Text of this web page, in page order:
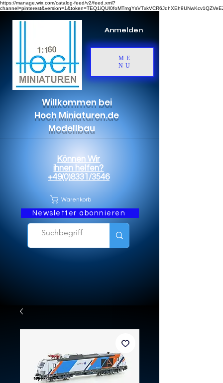
https://manage.wix.com/catalog-feed/v2/feed.xml?
Anmelden
ME
NU
Willkommen bei
Hoch Miniaturen.de
Modellbau
Können Wir
ihnen helfen?
+49(0)8331/3546
Warenkorb
Newsletter abonnieren